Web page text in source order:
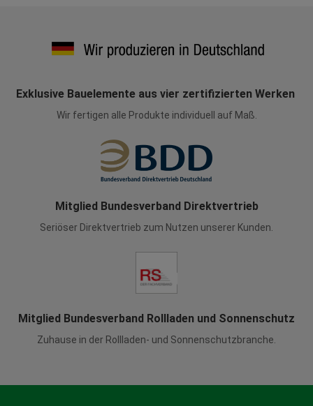
Exklusive Bauelemente aus vier zertifizierten Werken
Wir fertigen alle Produkte individuell auf Maß.
Mitglied Bundesverband Direktvertrieb
Seriöser Direktvertrieb zum Nutzen unserer Kunden.
Mitglied Bundesverband Rollladen und Sonnenschutz
Zuhause in der Rollladen- und Sonnenschutzbranche.